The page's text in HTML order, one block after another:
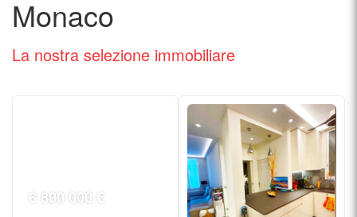
Monaco
La nostra selezione immobiliare
6 800 000 €